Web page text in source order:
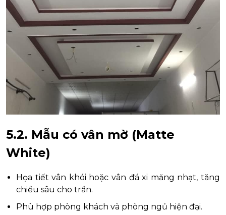
5.2. Mẫu có vân mờ (Matte
White)
Họa tiết vân khói hoặc vân đá xi măng nhạt, tăng
chiều sâu cho trần.
Phù hợp phòng khách và phòng ngủ hiện đại.